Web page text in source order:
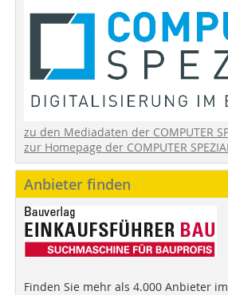
zu den Mediadaten der COMPUTER
zur Homepage der COMPUTER
Anbieter finden
Finden Sie mehr als 4.000 Anbieter im